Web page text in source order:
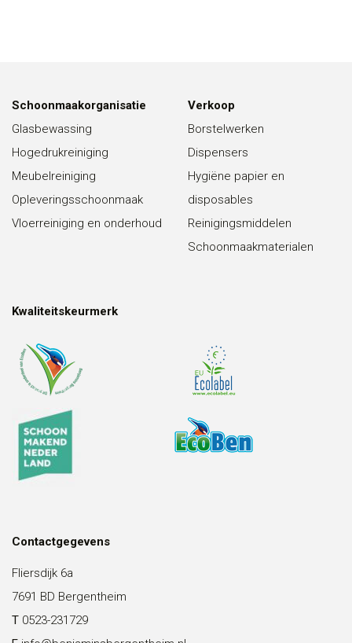
Schoonmaakorganisatie
Glasbewassing
Hogedrukreiniging
Meubelreiniging
Opleveringsschoonmaak
Vloerreiniging en onderhoud
Verkoop
Borstelwerken
Dispensers
Hygiëne papier en
disposables
Reinigingsmiddelen
Schoonmaakmaterialen
Kwaliteitskeurmerk
Contactgegevens
Fliersdijk 6a
7691 BD Bergentheim
T 0523-231729